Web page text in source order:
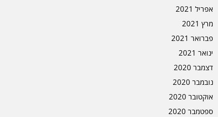
אפריל 2021
מרץ 2021
פברואר 2021
ינואר 2021
דצמבר 2020
נובמבר 2020
אוקטובר 2020
ספטמבר 2020